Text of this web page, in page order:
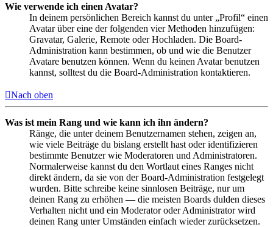
Wie verwende ich einen Avatar?
In deinem persönlichen Bereich kannst du unter „Profil“ einen
Avatar über eine der folgenden vier Methoden hinzufügen:
Gravatar, Galerie, Remote oder Hochladen. Die Board-
Administration kann bestimmen, ob und wie die Benutzer
Avatare benutzen können. Wenn du keinen Avatar benutzen
kannst, solltest du die Board-Administration kontaktieren.
Nach oben
Was ist mein Rang und wie kann ich ihn ändern?
Ränge, die unter deinem Benutzernamen stehen, zeigen an,
wie viele Beiträge du bislang erstellt hast oder identifizieren
bestimmte Benutzer wie Moderatoren und Administratoren.
Normalerweise kannst du den Wortlaut eines Ranges nicht
direkt ändern, da sie von der Board-Administration festgelegt
wurden. Bitte schreibe keine sinnlosen Beiträge, nur um
deinen Rang zu erhöhen — die meisten Boards dulden dieses
Verhalten nicht und ein Moderator oder Administrator wird
deinen Rang unter Umständen einfach wieder zurücksetzen.